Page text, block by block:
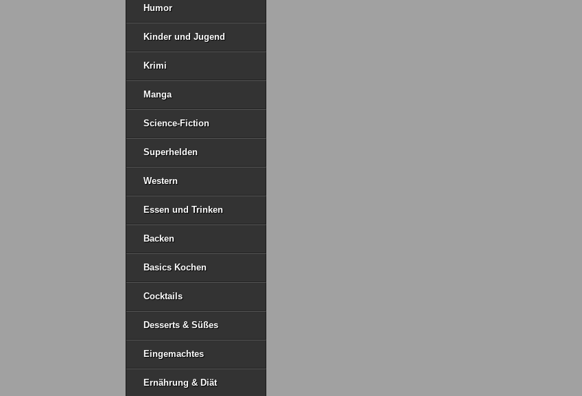
Humor
Kinder und Jugend
Krimi
Manga
Science-Fiction
Superhelden
Western
Essen und Trinken
Backen
Basics Kochen
Cocktails
Desserts & Süßes
Eingemachtes
Ernährung & Diät